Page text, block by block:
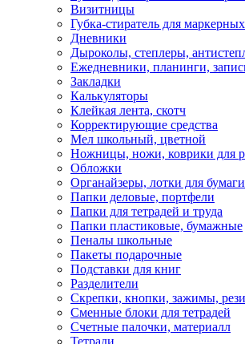
Визитницы
Губка-стиратель для
Дневники
Дыроколы, степлеры,
Ежедневники, планинги,
Закладки
Калькуляторы
Клейкая лента, скотч
Корректирующие средства
Мел школьный, цветной
Ножницы, ножи, коврики для
Обложки
Органайзеры, лотки для бумаги
Папки деловые, портфели
Папки для тетрадей и труда
Папки пластиковые, бумажные
Пеналы школьные
Пакеты подарочные
Подставки для книг
Разделители
Скрепки, кнопки, зажимы,
Сменные блоки для тетрадей
Счетные палочки, материалл
Тетради